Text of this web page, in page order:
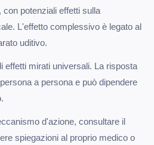
potenziali effetti sulla
L'effetto complessivo è legato al
uditivo.
effetti mirati universali. La risposta
a persona e può dipendere
d'azione, consultare il
spiegazioni al proprio medico o